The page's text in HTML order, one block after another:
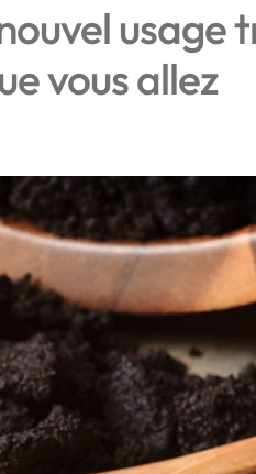
usage
vous allez